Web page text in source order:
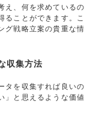
え、何を求めているの
ることができます。こ
グ戦略立案の貴重な情
収集方法
タを収集すれば良いの
」と思えるような価値